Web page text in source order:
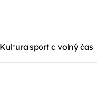
Kultura sport a volný čas